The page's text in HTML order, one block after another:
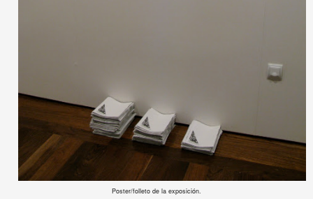
Poster/folleto de la exposición.